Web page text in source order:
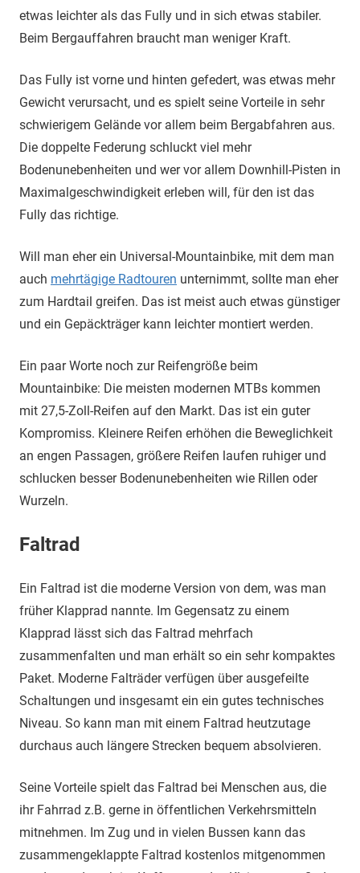
etwas leichter als das Fully und in sich etwas stabiler.
Beim Bergauffahren braucht man weniger Kraft.
Das Fully ist vorne und hinten gefedert, was etwas mehr
Gewicht verursacht, und es spielt seine Vorteile in sehr
schwierigem Gelände vor allem beim Bergabfahren aus.
Die doppelte Federung schluckt viel mehr
Bodenunebenheiten und wer vor allem Downhill-Pisten in
Maximalgeschwindigkeit erleben will, für den ist das
Fully das richtige.
Will man eher ein Universal-Mountainbike, mit dem man
auch mehrtägige Radtouren unternimmt, sollte man eher
zum Hardtail greifen. Das ist meist auch etwas günstiger
und ein Gepäckträger kann leichter montiert werden.
Ein paar Worte noch zur Reifengröße beim
Mountainbike: Die meisten modernen MTBs kommen
mit 27,5-Zoll-Reifen auf den Markt. Das ist ein guter
Kompromiss. Kleinere Reifen erhöhen die Beweglichkeit
an engen Passagen, größere Reifen laufen ruhiger und
schlucken besser Bodenunebenheiten wie Rillen oder
Wurzeln.
Faltrad
Ein Faltrad ist die moderne Version von dem, was man
früher Klapprad nannte. Im Gegensatz zu einem
Klapprad lässt sich das Faltrad mehrfach
zusammenfalten und man erhält so ein sehr kompaktes
Paket. Moderne Falträder verfügen über ausgefeilte
Schaltungen und insgesamt ein ein gutes technisches
Niveau. So kann man mit einem Faltrad heutzutage
durchaus auch längere Strecken bequem absolvieren.
Seine Vorteile spielt das Faltrad bei Menschen aus, die
ihr Fahrrad z.B. gerne in öffentlichen Verkehrsmitteln
mitnehmen. Im Zug und in vielen Bussen kann das
zusammengeklappte Faltrad kostenlos mitgenommen